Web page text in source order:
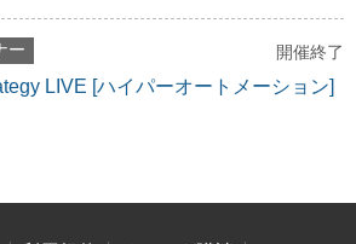
ー 開催終了
LIVE [ハイパーオートメーション]